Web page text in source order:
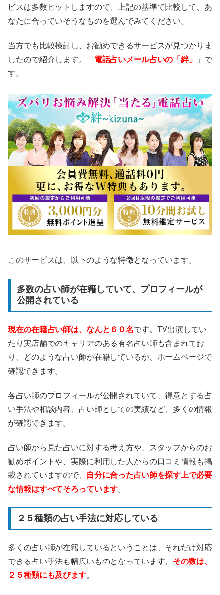
ビスは多数ヒットしますので、上記の基準で比較して、あ
なたに合っていそうなものを選んでみてください。
当方でも比較検討し、お勧めできるサービスが見つかりま
したので紹介します。「 電話占いメール占いの「絆」
」で
す。
このサービスは、以下のような特徴となっています。
多数の占い師が在籍していて、プロフィールが
公開されている
現在の在籍占い師は、なんと６０名です。TV出演してい
たり実店舗でのキャリアのある有名占い師も含まれてお
り、どのような占い師が在籍しているか、ホームページで
確認できます。
各占い師のプロフィールが公開されていて、得意とする占
い手法や相談内容、占い師としての実績など、多くの情報
が確認できます。
占い師から見た占いに対する考え方や、スタッフからのお
勧めポイントや、実際に利用した人からの口コミ情報も掲
載されていますので、
自分に合った占い師を探す上で必要
な情報はすべてそろっています。
２５種類の占い手法に対応している
多くの占い師が在籍しているということは、それだけ対応
できる占い手法も幅広いものとなっています。 その数は、
２５種類にも及びます。